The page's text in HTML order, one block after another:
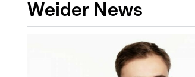
Weider News